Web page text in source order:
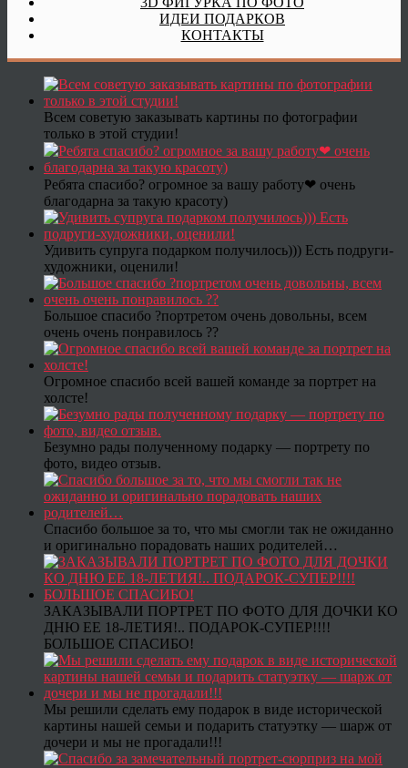
ИДЕИ ПОДАРКОВ
КОНТАКТЫ
Всем советую заказывать картины по фотографии
только в этой студии!
Ребята спасибо? огромное за вашу работу❤ очень
благодарна за такую красоту)
Удивить супруга подарком получилось))) Есть подруги-
художники, оценили!
Большое спасибо ?портретом очень довольны, всем
очень очень понравилось ??
Огромное спасибо всей вашей команде за портрет на
холсте!
Безумно рады полученному подарку — портрету по
фото, видео отзыв.
Спасибо большое за то, что мы смогли так не ожиданно
и оригинально порадовать наших родителей…
ЗАКАЗЫВАЛИ ПОРТРЕТ ПО ФОТО ДЛЯ ДОЧКИ КО
ДНЮ ЕЕ 18-ЛЕТИЯ!.. ПОДАРОК-СУПЕР!!!!
БОЛЬШОЕ СПАСИБО!
Мы решили сделать ему подарок в виде исторической
картины нашей семьи и подарить статуэтку — шарж от
дочери и мы не прогадали!!!